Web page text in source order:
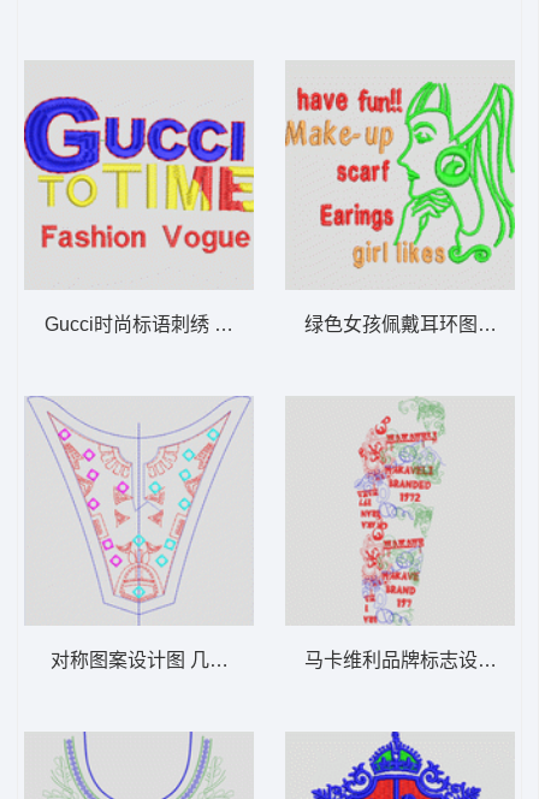
Gucci时尚标语刺绣 字母
对称图案设计图 几何图案前中
绿色女孩佩戴耳环图案 美
马卡维利品牌标志设计图